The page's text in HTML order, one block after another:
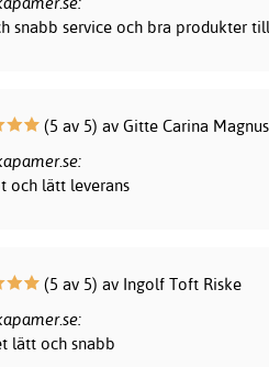
snabb service och bra produkter
(5 av 5) av Gitte Carina
och lätt leverans
(5 av 5) av Ingolf Toft Riske
lätt och snabb